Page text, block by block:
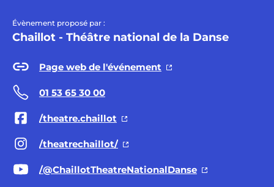
Évènement proposé par :
Chaillot - Théâtre national de la Danse
Page web de l'événement
01 53 65 30 00
/theatre.chaillot
/theatrechaillot/
/@ChaillotTheatreNationalDanse